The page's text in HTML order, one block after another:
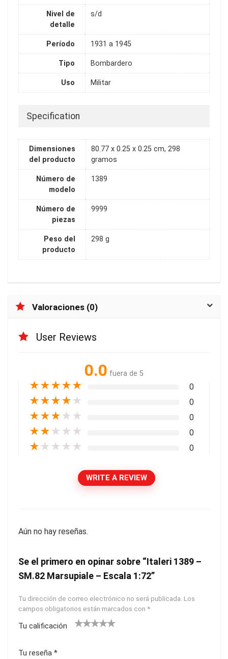
Nivel de
detalle
s/d
Período 1931 a 1945
Tipo Bombardero
Uso Militar
Specification
Dimensiones
del producto
80.77 x 0.25 x 0.25 cm, 298
gramos
Número de
modelo
1389
Número de
piezas
9999
Peso del
producto
298 g
Valoraciones (0)
User Reviews
0.0 fuera de 5
★★★★★ 0
★★★★ ★ 0
★★★ ★ ★ 0
★★ ★ ★ ★ 0
★ ★ ★ ★ ★ 0
WRITE A REVIEW
Aún no hay reseñas.
Se el primero en opinar sobre “Italeri 1389 –
SM.82 Marsupiale – Escala 1:72”
Tu dirección de correo electrónico no será publicada. Los
campos obligatorios están marcados con *
Tu calificación
Tu reseña *